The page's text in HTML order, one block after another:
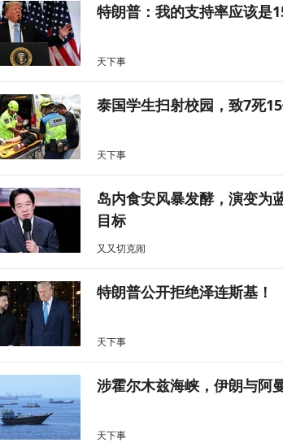
特朗普：我的支持率应该是
天下事
泰国学生扫射校园，致7死
天下事
岛内食安风暴发酵，演变为
目标
又又切克闹
特朗普公开拒绝泽连斯基！
天下事
涉霍尔木兹海峡，伊朗与阿
天下事